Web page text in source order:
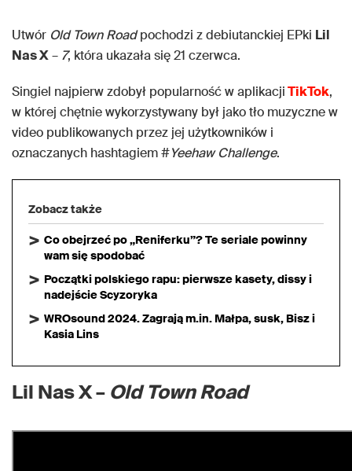
Utwór Old Town Roadpochodzi z debiutanckiej EPki Lil
Nas X– 7, która ukazała się 21 czerwca.
Singiel najpierw zdobył popularność w aplikacjiTikTok,
w której chętnie wykorzystywany był jako tło muzyczne w
video publikowanych przez jej użytkowników i
oznaczanych hashtagiem #Yeehaw Challenge.
Zobacz także
Co obejrzeć po „Reniferku”? Te seriale powinny
wam się spodobać
Początki polskiego rapu: pierwsze kasety, dissy i
nadejście Scyzoryka
WROsound 2024. Zagrają m.in. Małpa, susk, Bisz i
Kasia Lins
Lil Nas X – Old Town Road